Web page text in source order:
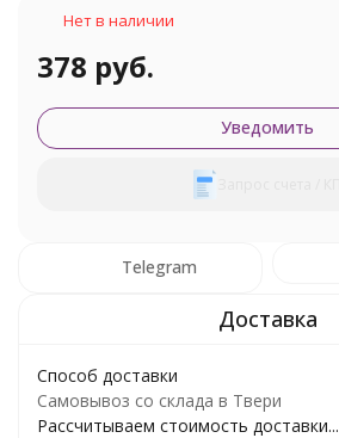
Нет в наличии
378 руб.
Уведомить
Telegram
Способ доставки
Самовывоз со склада в Твери
Рассчитываем стоимость доставки...